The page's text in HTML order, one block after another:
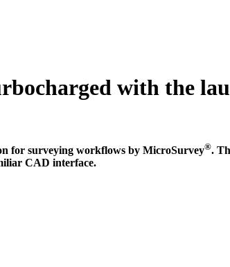
with the
for surveying workflows by MicroSurvey®.
CAD interface.